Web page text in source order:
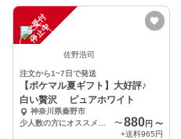
注
文
受
付
停
止
中
佐野浩司
注文から1~7日で発送
【ポケマル夏ギフト】大好評♪
白い贅沢 ピュアホワイト
神奈川県秦野市
〜 880円 〜
+送料965円